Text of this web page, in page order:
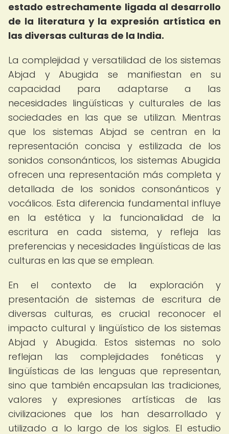
estado estrechamente ligada al desarrollo
de la literatura y la expresión artística en
las diversas culturas de la India.
La complejidad y versatilidad de los sistemas
Abjad y Abugida se manifiestan en su
capacidad para adaptarse a las
necesidades lingüísticas y culturales de las
sociedades en las que se utilizan. Mientras
que los sistemas Abjad se centran en la
representación concisa y estilizada de los
sonidos consonánticos, los sistemas Abugida
ofrecen una representación más completa y
detallada de los sonidos consonánticos y
vocálicos. Esta diferencia fundamental influye
en la estética y la funcionalidad de la
escritura en cada sistema, y refleja las
preferencias y necesidades lingüísticas de las
culturas en las que se emplean.
En el contexto de la exploración y
presentación de sistemas de escritura de
diversas culturas, es crucial reconocer el
impacto cultural y lingüístico de los sistemas
Abjad y Abugida. Estos sistemas no solo
reflejan las complejidades fonéticas y
lingüísticas de las lenguas que representan,
sino que también encapsulan las tradiciones,
valores y expresiones artísticas de las
civilizaciones que los han desarrollado y
utilizado a lo largo de los siglos. El estudio